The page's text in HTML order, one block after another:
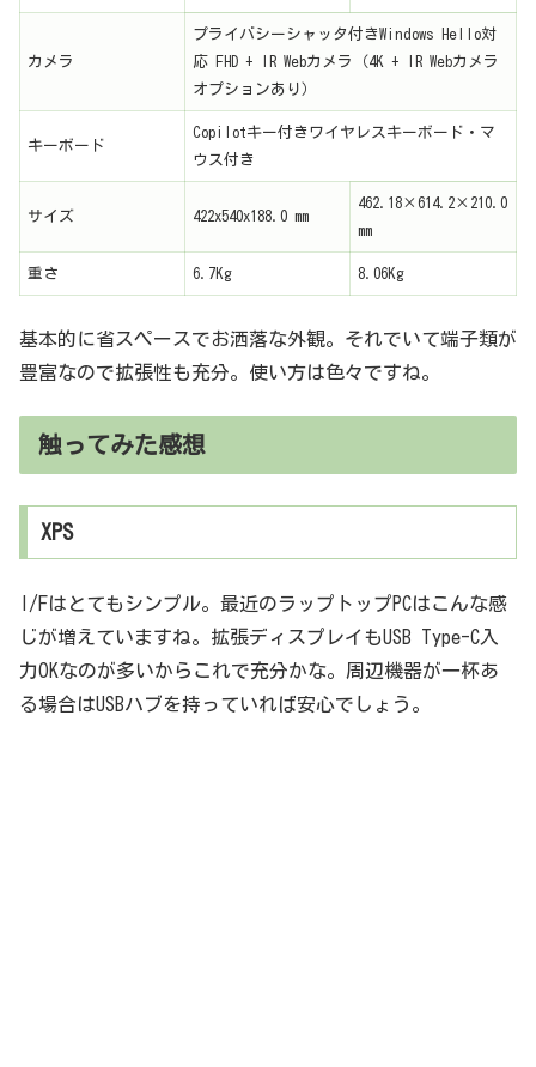
カメラ
プライバシーシャッタ付きWindows Hello対
応 FHD + IR Webカメラ（4K + IR Webカメラ
オプションあり）
キーボード
Copilotキー付きワイヤレスキーボード・マ
ウス付き
サイズ 422x540x188.0 mm
462.18×614.2×210.0
mm
重さ 6.7Kg 8.06Kg
基本的に省スペースでお洒落な外観。それでいて端子類が
豊富なので拡張性も充分。使い方は色々ですね。
触ってみた感想
XPS
I/Fはとてもシンプル。最近のラップトップPCはこんな感
じが増えていますね。拡張ディスプレイもUSB Type-C入
力OKなのが多いからこれで充分かな。周辺機器が一杯あ
る場合はUSBハブを持っていれば安心でしょう。